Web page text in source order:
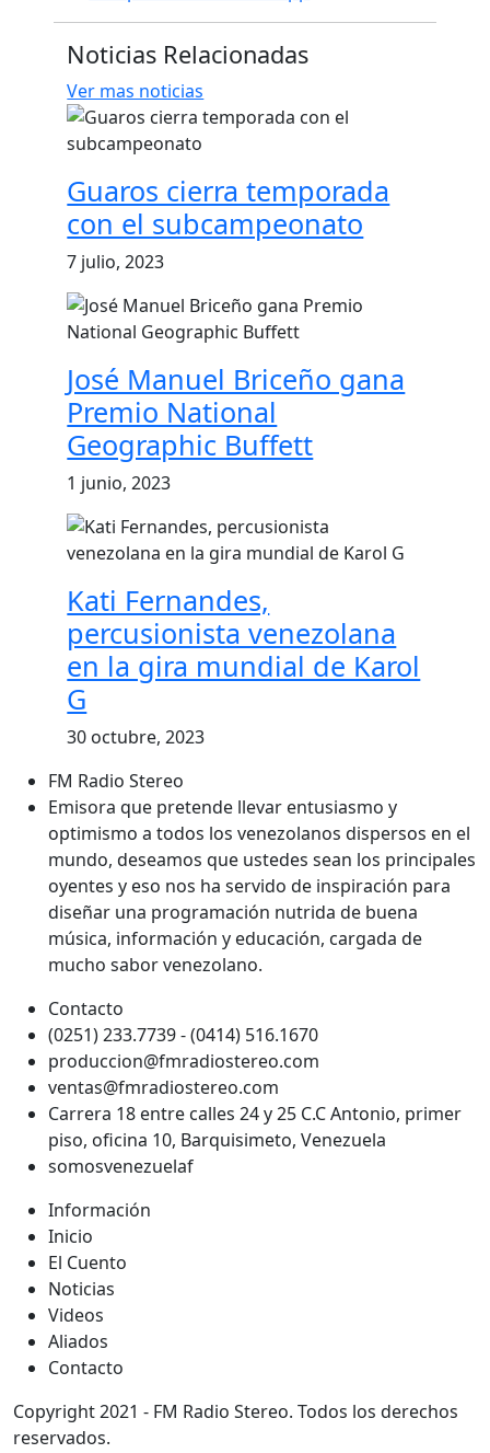
Noticias Relacionadas
Ver mas noticias
Guaros cierra temporada
con el subcampeonato
7 julio, 2023
José Manuel Briceño gana
Premio National
Geographic Buffett
1 junio, 2023
Kati Fernandes,
percusionista venezolana
en la gira mundial de Karol
G
30 octubre, 2023
FM Radio Stereo
Emisora que pretende llevar entusiasmo y
optimismo a todos los venezolanos dispersos en el
mundo, deseamos que ustedes sean los principales
oyentes y eso nos ha servido de inspiración para
diseñar una programación nutrida de buena
música, información y educación, cargada de
mucho sabor venezolano.
Contacto
(0251) 233.7739 - (0414) 516.1670
produccion@fmradiostereo.com
ventas@fmradiostereo.com
Carrera 18 entre calles 24 y 25 C.C Antonio, primer
piso, oficina 10, Barquisimeto, Venezuela
somosvenezuelaf
Información
Inicio
El Cuento
Noticias
Videos
Aliados
Contacto
Copyright 2021 - FM Radio Stereo. Todos los derechos
reservados.